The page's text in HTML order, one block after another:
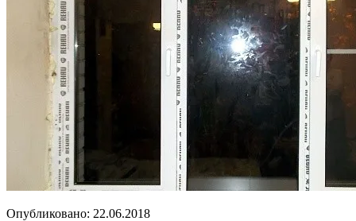
Опубликовано: 22.06.2018